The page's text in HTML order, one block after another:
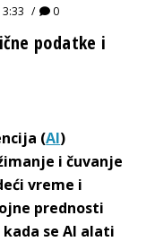
0
podatke i
(AI)
i čuvanje
vreme i
prednosti
se AI alati